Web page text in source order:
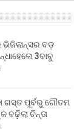
ବଡ଼
3ବାବୁ
ଗସ୍ତ ପୂର୍ବରୁ ଗୌତମ
ବଢ଼ିଲା ଚିନ୍ତା